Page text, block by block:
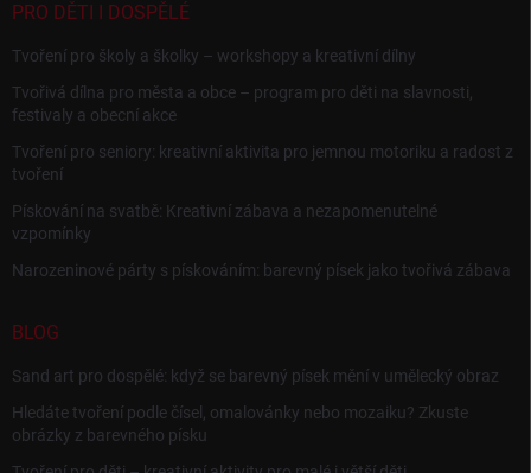
PRO DĚTI I DOSPĚLÉ
Tvoření pro školy a školky – workshopy a kreativní dílny
Tvořivá dílna pro města a obce – program pro děti na slavnosti,
festivaly a obecní akce
Tvoření pro seniory: kreativní aktivita pro jemnou motoriku a radost z
tvoření
Pískování na svatbě: Kreativní zábava a nezapomenutelné
vzpomínky
Narozeninové párty s pískováním: barevný písek jako tvořivá zábava
BLOG
Sand art pro dospělé: když se barevný písek mění v umělecký obraz
Hledáte tvoření podle čísel, omalovánky nebo mozaiku? Zkuste
obrázky z barevného písku